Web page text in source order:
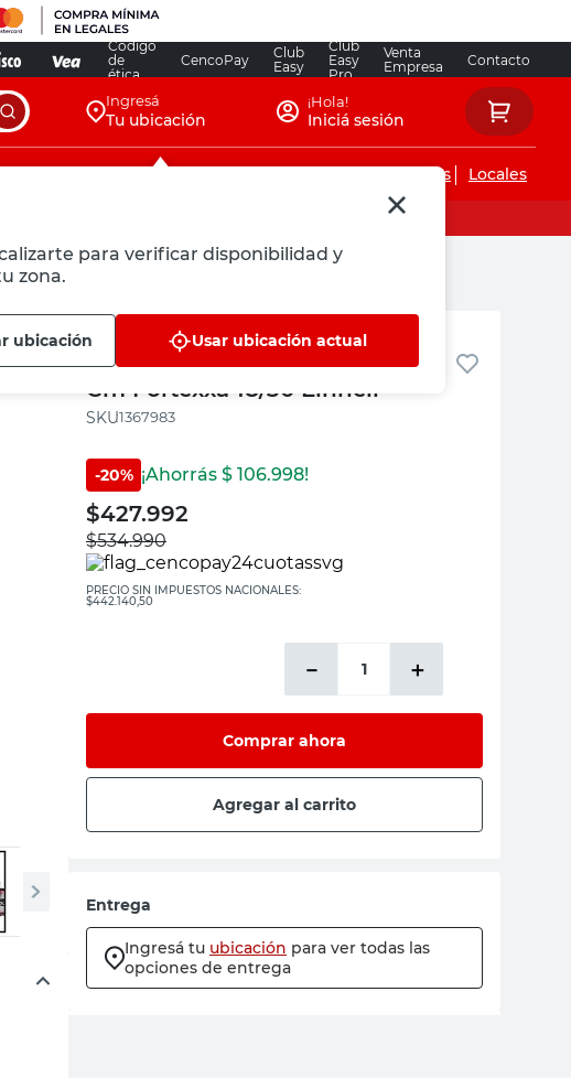
Código
de
ética
CencoPay
Club
Easy
Club
Easy
Pro
Venta
Empresa
Contacto
Ingresá
Tu ubicación
para verificar disponibilidad y
zona.
ubicación Usar ubicación actual
¡Hola!
Iniciá sesión
Servicios de instalaciones Locales
Einhell
Einhell
Motosierra Inalámbrica 18V 27
Cm Fortexxa 18/30 Einhell
:1367983
-20% ¡Ahorrás $ 106.998!
$427.992
$534.990
PRECIO SIN IMPUESTOS NACIONALES:
$442.140,50
＋
－
Comprar ahora
Agregar al carrito
Entrega
Ingresá tu ubicación para ver todas las
opciones de entrega